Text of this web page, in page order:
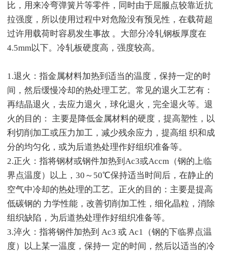
比，用来冷弯弹簧片等零件，同时由于屈服点较靠近抗
拉强度，所以使用过程中对危险没有预见性，在载荷超
过许用载荷时容易发生事故 。大部分冷轧钢板厚度在
4.5mm以下。冷轧板硬度高，强度较高。
1.退火：指金属材料加热到适当的温度，保持一定的时
间，然后缓慢冷却的热处理工艺。常见的退火工艺有：
再结晶退火，去应力退火，球化退火，完全退火等。退
火的目的： 主要是降低金属材料的硬度，提高塑性，以
利切削加工或压力加工，减少残余应力，提高组 织和成
分的均匀化，或为后道热处理作好组织准备等。
2.正火：指将钢材或钢件加热到Ac3或Accm（钢的上临
界点温度）以上，30～50℃保持适当时间后，在静止的
空气中冷却的热处理的工艺。正火的目的：主要是提高
低碳钢的 力学性能，改善切削加工性，细化晶粒，消除
组织缺陷，为后道热处理作好组织准备等。
3.淬火：指将钢件加热到 Ac3 或 Ac1（钢的下临界点温
度）以上某一温度，保持一 定的时间，然后以适当的冷